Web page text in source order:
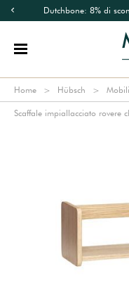
Dutchbone: 8% di
Home Hübsch
Scaffale impiallacciato rovere